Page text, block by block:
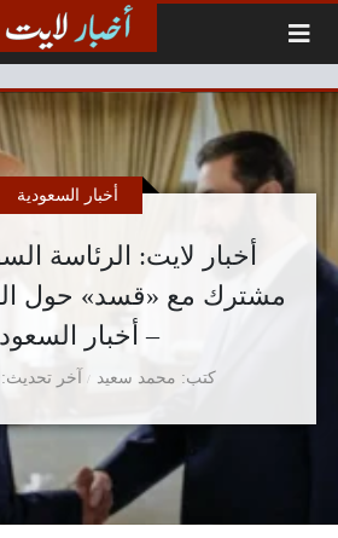
أخبار لايت: الرئاسة
مشترك مع «قسد» حول
– أخبار
كتب محمد سعيد
أخبار السعودية
آخر تحديث